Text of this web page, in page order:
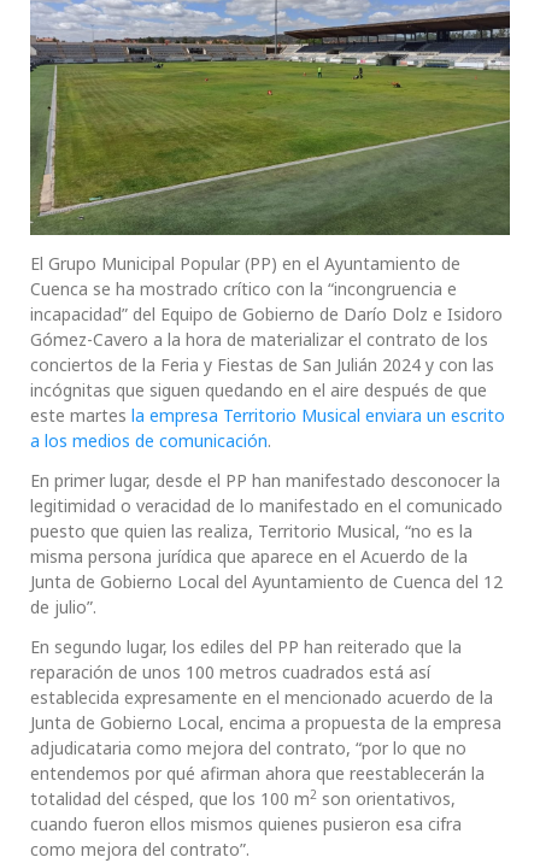
El Grupo Municipal Popular (PP) en el Ayuntamiento de
Cuenca se ha mostrado crítico con la “incongruencia e
incapacidad” del Equipo de Gobierno de Darío Dolz e Isidoro
Gómez-Cavero a la hora de materializar el contrato de los
conciertos de la Feria y Fiestas de San Julián 2024 y con las
incógnitas que siguen quedando en el aire después de que
este martes la empresa Territorio Musical enviara un escrito
a los medios de comunicación.
En primer lugar, desde el PP han manifestado desconocer la
legitimidad o veracidad de lo manifestado en el comunicado
puesto que quien las realiza, Territorio Musical, “no es la
misma persona jurídica que aparece en el Acuerdo de la
Junta de Gobierno Local del Ayuntamiento de Cuenca del 12
de julio”.
En segundo lugar, los ediles del PP han reiterado que la
reparación de unos 100 metros cuadrados está así
establecida expresamente en el mencionado acuerdo de la
Junta de Gobierno Local, encima a propuesta de la empresa
adjudicataria como mejora del contrato, “por lo que no
entendemos por qué afirman ahora que reestablecerán la
totalidad del césped, que los 100 m2 son orientativos,
cuando fueron ellos mismos quienes pusieron esa cifra
como mejora del contrato”.